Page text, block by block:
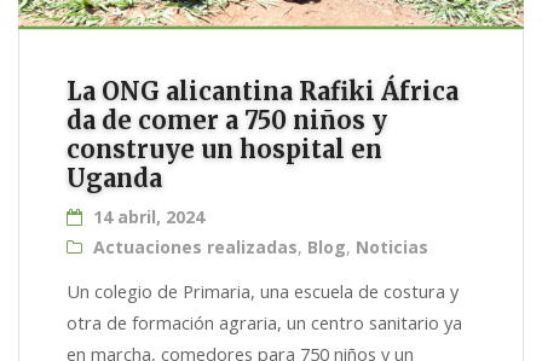
La ONG alicantina Rafiki África
da de comer a 750 niños y
construye un hospital en
Uganda
14 abril, 2024
Actuaciones realizadas, Blog, Noticias
Un colegio de Primaria, una escuela de costura y
otra de formación agraria, un centro sanitario ya
en marcha, comedores para 750 niños y un